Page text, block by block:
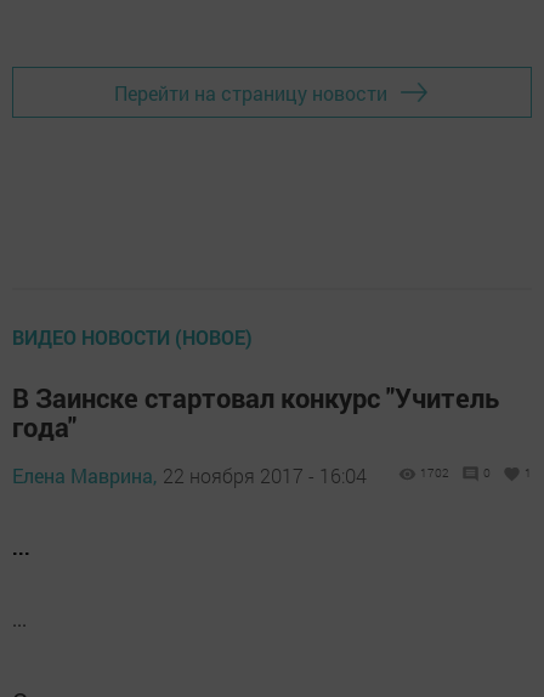
Перейти на страницу новости
ВИДЕО НОВОСТИ (НОВОЕ)
В Заинске стартовал конкурс "Учитель
года"
Елена Маврина, 22 ноября 2017 - 16:04 1702 0 1
...
...